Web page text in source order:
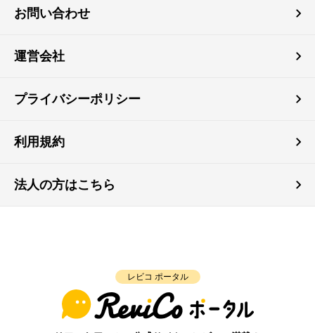
お問い合わせ
運営会社
プライバシーポリシー
利用規約
法人の方はこちら
レビコ ポータル